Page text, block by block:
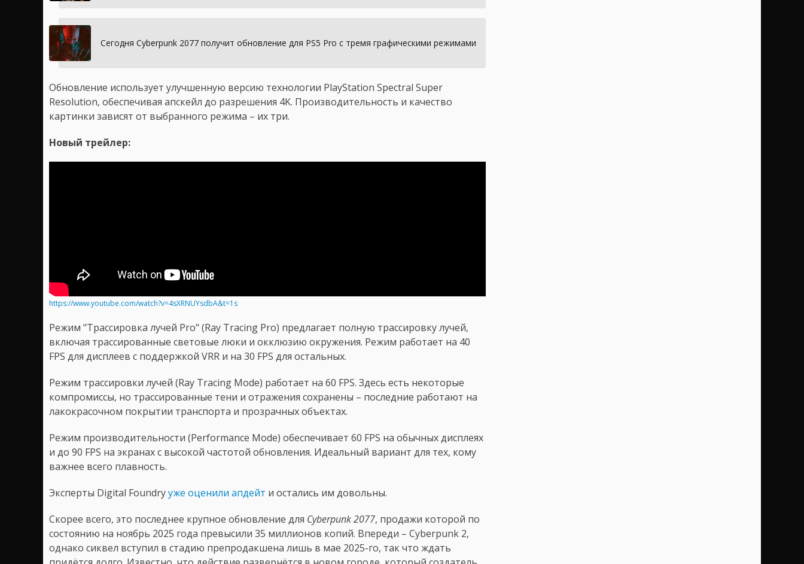
Сегодня Cyberpunk 2077 получит обновление для PS5 Pro с тремя графическими режимами
Обновление использует улучшенную версию технологии PlayStation Spectral Super
Resolution, обеспечивая апскейл до разрешения 4K. Производительность и качество
картинки зависят от выбранного режима – их три.
Новый трейлер:
https://www.youtube.com/watch?v=4sXRNUYsdbA&t=1s
Режим "Трассировка лучей Pro" (Ray Tracing Pro) предлагает полную трассировку лучей,
включая трассированные световые люки и окклюзию окружения. Режим работает на 40
FPS для дисплеев с поддержкой VRR и на 30 FPS для остальных.
Режим трассировки лучей (Ray Tracing Mode) работает на 60 FPS. Здесь есть некоторые
компромиссы, но трассированные тени и отражения сохранены – последние работают на
лакокрасочном покрытии транспорта и прозрачных объектах.
Режим производительности (Performance Mode) обеспечивает 60 FPS на обычных дисплеях
и до 90 FPS на экранах с высокой частотой обновления. Идеальный вариант для тех, кому
важнее всего плавность.
Эксперты Digital Foundryуже оценили апдейт и остались им довольны.
Скорее всего, это последнее крупное обновление для Cyberpunk 2077, продажи которой по
состоянию на ноябрь 2025 года превысили 35 миллионов копий. Впереди – Cyberpunk 2,
однако сиквел вступил в стадию препродакшена лишь в мае 2025-го, так что ждать